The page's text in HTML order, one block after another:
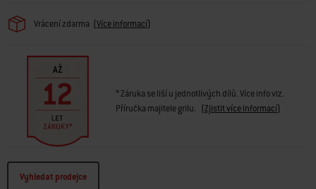
Vrácení zdarma (Více informací)
* Záruka se liší u jednotlivých dílů. Více info viz.
Příručka majitele grilu. (Zjistit více informací)
Vyhledat prodejce